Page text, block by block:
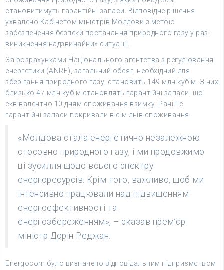
становитимуть гарантійні запаси. Відповідне рішення
ухвалено Кабінетом міністрів Молдови з метою
забезпечення безпеки постачання природного газу у разі
виникнення надзвичайних ситуації.
За розрахунками Національного агентства з регулювання
енергетики (ANRE), загальний обсяг, необхідний для
зберігання природного газу, становить 149 млн куб м. З них
близько 47 млн куб м становлять гарантійні запаси, що
еквівалентно 10 дням споживання взимку. Раніше
гарантійні запаси покривали вісім днів споживання.
«Молдова стала енергетично незалежною
стосовно природного газу, і ми продовжимо
ці зусилля щодо всього спектру
енергоресурсів. Крім того, важливо, щоб ми
інтенсивно працювали над підвищенням
енергоефективності та
енергозбереженням», – сказав прем’єр-
міністр Дорін Реджан.
Energocom було визначено відповідальним підприємством